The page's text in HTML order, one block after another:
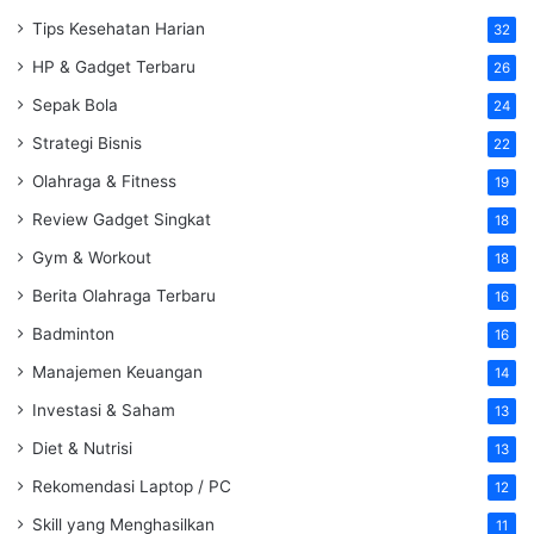
Tips Kesehatan Harian 32
HP & Gadget Terbaru 26
Sepak Bola 24
Strategi Bisnis 22
Olahraga & Fitness 19
Review Gadget Singkat 18
Gym & Workout 18
Berita Olahraga Terbaru 16
Badminton 16
Manajemen Keuangan 14
Investasi & Saham 13
Diet & Nutrisi 13
Rekomendasi Laptop / PC 12
Skill yang Menghasilkan 11